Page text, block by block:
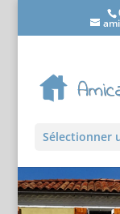
Sélectionner